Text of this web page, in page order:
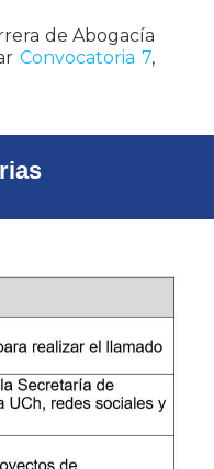
de Abogacía
Convocatoria 7,